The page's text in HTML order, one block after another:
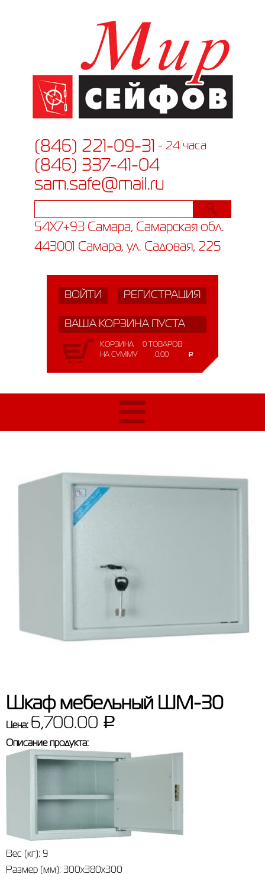
(846) 221-09-31 - 24 часа
(846) 337-41-04
sam.safe@mail.ru
54X7+93 Самара, Самарская обл.
443001 Самара, ул. Садовая, 225
ВОЙТИ РЕГИСТРАЦИЯ
ВАША КОРЗИНА ПУСТА
КОРЗИНА
0 ТОВАРОВ
НА СУММУ
0.00 Р
Шкаф мебельный ШМ-30
Цена: 6,700.00 Р
Описание продукта:
Вес (кг): 9
Размер (мм): 300х380х300